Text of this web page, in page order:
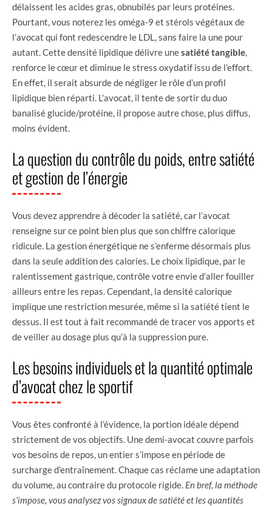
délaissent les acides gras, obnubilés par leurs protéines.
Pourtant, vous noterez les oméga-9 et stérols végétaux de
l’avocat qui font redescendre le LDL, sans faire la une pour
autant. Cette densité lipidique délivre unesatiété tangible,
renforce le cœur et diminue le stress oxydatif issu de l’effort.
En effet, il serait absurde de négliger le rôle d’un profil
lipidique bien réparti. L’avocat, il tente de sortir du duo
banalisé glucide/protéine, il propose autre chose, plus diffus,
moins évident.
La question du contrôle du poids, entre satiété
et gestion de l’énergie
Vous devez apprendre à décoder la satiété, car l’avocat
renseigne sur ce point bien plus que son chiffre calorique
ridicule. La gestion énergétique ne s’enferme désormais plus
dans la seule addition des calories. Le choix lipidique, par le
ralentissement gastrique, contrôle votre envie d’aller fouiller
ailleurs entre les repas. Cependant, la densité calorique
implique une restriction mesurée, même si la satiété tient le
dessus. Il est tout à fait recommandé de tracer vos apports et
de veiller au dosage plus qu’à la suppression pure.
Les besoins individuels et la quantité optimale
d’avocat chez le sportif
Vous êtes confronté à l’évidence, la portion idéale dépend
strictement de vos objectifs. Une demi-avocat couvre parfois
vos besoins de repos, un entier s’impose en période de
surcharge d’entraînement. Chaque cas réclame une adaptation
du volume, au contraire du protocole rigide. En bref, la méthode
s’impose, vous analysez vos signaux de satiété et les quantités